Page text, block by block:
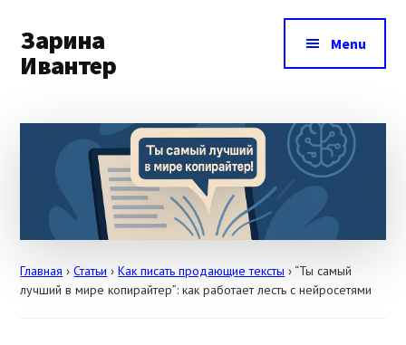
main
content
primary
sidebar
footer
menuЗарина
Ивантер
продвигать
услуги
Menu
Главная ›Статьи ›Как писать продающие тексты › “Ты самый
лучший в мире копирайтер”: как работает лесть с нейросетями